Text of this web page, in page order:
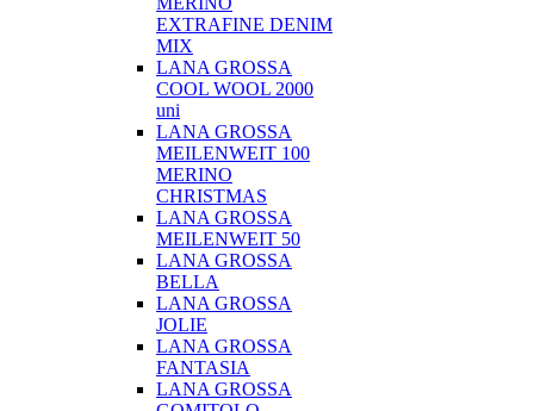
EXTRAFINE DENIM
MIX
LANA GROSSA
COOL WOOL 2000
uni
LANA GROSSA
MEILENWEIT 100
MERINO
CHRISTMAS
LANA GROSSA
MEILENWEIT 50
LANA GROSSA
BELLA
LANA GROSSA
JOLIE
LANA GROSSA
FANTASIA
LANA GROSSA